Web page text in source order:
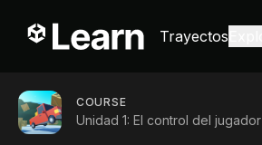
Trayectos
COURSE
Unidad 1: El control del jugador